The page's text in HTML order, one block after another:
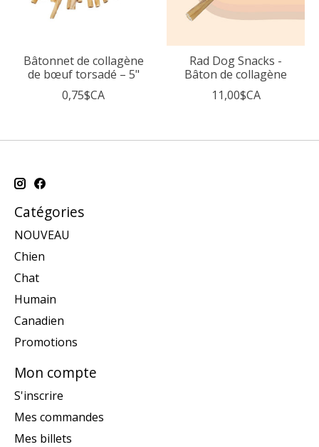
Bâtonnet de collagène
de bœuf torsadé – 5"
0,75$CA
Rad Dog Snacks -
Bâton de collagène
11,00$CA
Catégories
NOUVEAU
Chien
Chat
Humain
Canadien
Promotions
Mon compte
S'inscrire
Mes commandes
Mes billets